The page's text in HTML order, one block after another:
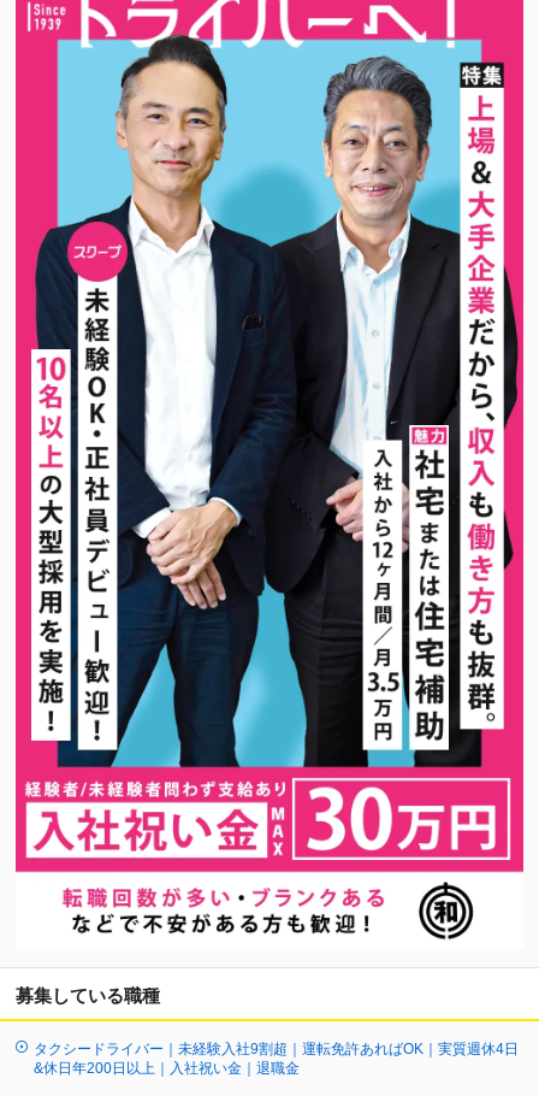
募集している職種
タクシードライバー｜未経験入社9割超｜運転免許あればOK｜実質週休4日
&休日年200日以上｜入社祝い金｜退職金